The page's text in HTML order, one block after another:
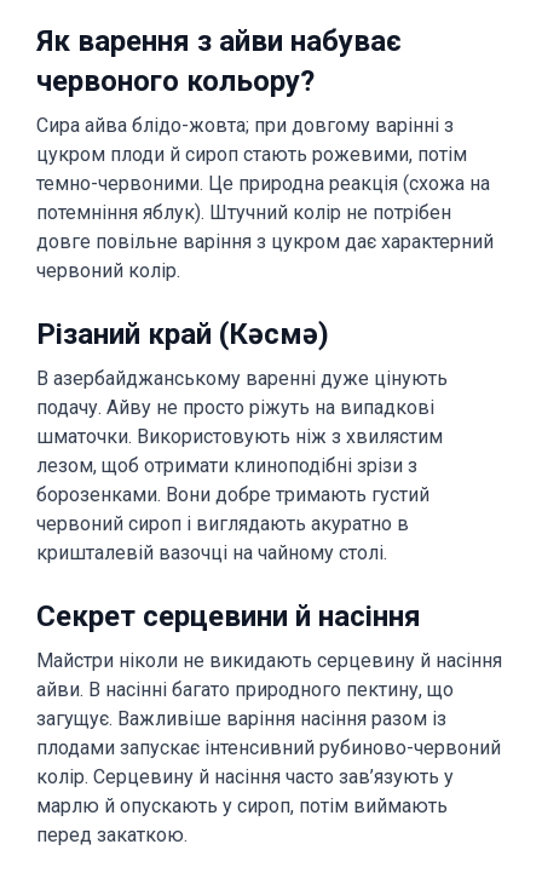
Як варення з айви набуває
червоного кольору?
Сира айва блідо-жовта; при довгому варінні з
цукром плоди й сироп стають рожевими, потім
темно-червоними. Це природна реакція (схожа на
потемніння яблук). Штучний колір не потрібен
довге повільне варіння з цукром дає характерний
червоний колір.
Різаний край (Кəсмə)
В азербайджанському варенні дуже цінують
подачу. Айву не просто ріжуть на випадкові
шматочки. Використовують ніж з хвилястим
лезом, щоб отримати клиноподібні зрізи з
борозенками. Вони добре тримають густий
червоний сироп і виглядають акуратно в
кришталевій вазочці на чайному столі.
Секрет серцевини й насіння
Майстри ніколи не викидають серцевину й насіння
айви. В насінні багато природного пектину, що
загущує. Важливіше варіння насіння разом із
плодами запускає інтенсивний рубиново-червоний
колір. Серцевину й насіння часто зав’язують у
марлю й опускають у сироп, потім виймають
перед закаткою.